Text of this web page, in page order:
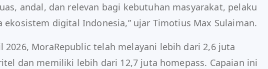
andal, dan relevan bagi kebutuhan masyarakat, pelaku
ekosistem digital Indonesia,” ujar Timotius Max Sulaiman.
2026, MoraRepublic telah melayani lebih dari 2,6 juta
dan memiliki lebih dari 12,7 juta homepass. Capaian ini